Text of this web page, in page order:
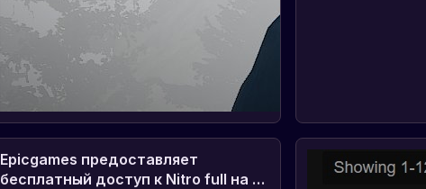
Epicgames предоставляет
бесплатный доступ к Nitro full на 1